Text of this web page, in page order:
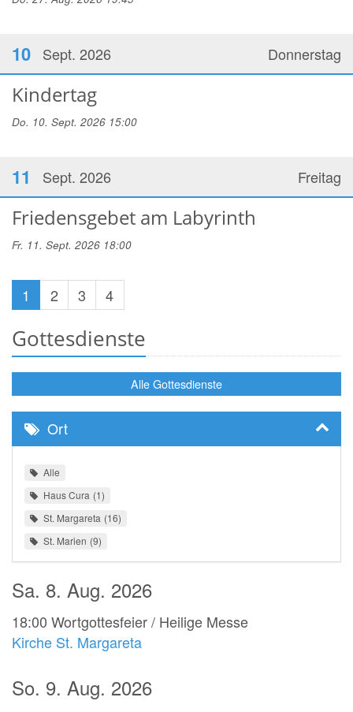
Donnerstag
10 Sept. 2026
Kindertag
Do. 10. Sept. 2026 15:00
Freitag
11 Sept. 2026
Friedensgebet am Labyrinth
Fr. 11. Sept. 2026 18:00
1 2 3 4
Gottesdienste
Alle Gottesdienste
Ort
Alle
Haus Cura 1
St. Margareta 16
St. Marien 9
Sa. 8. Aug. 2026
18:00 Wortgottesfeier / Heilige Messe
Kirche St. Margareta
So. 9. Aug. 2026